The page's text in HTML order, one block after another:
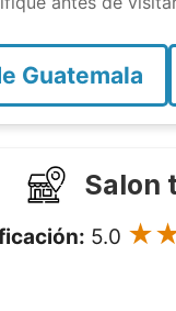
Guatemala
Salon
5.0